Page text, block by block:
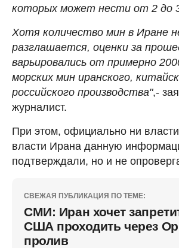
которых может нести от 2 до
Хотя количество мин в Иране
разглашается, оценки за
варьировались от примерно
морских мин иранского,
российского производства",-
журналист.
При этом, официально ни
власти Ирана данную
подтверждали, но и не
СВЕЖАЯ ПУБЛИКАЦИЯ ПО ТЕМЕ:
СМИ: Иран хочет
США проходить через
пролив